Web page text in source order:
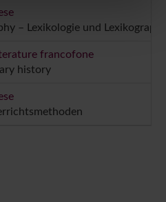
di analisi dei dati web,
quali potrebbero combinarle
loro servizi.
– Lexikologie und
francofone
history